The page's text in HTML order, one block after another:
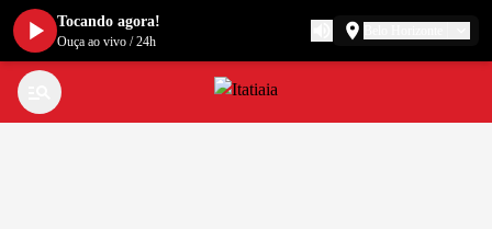
Tocando agora!
Ouça ao vivo /24h